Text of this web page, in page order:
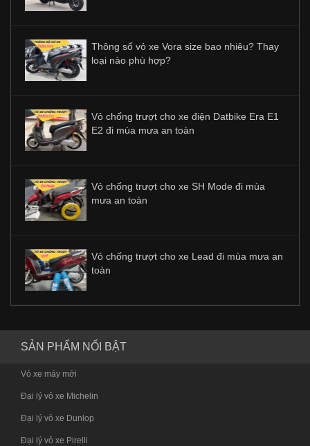
Thông số vỏ xe Vora size bao nhiêu? Thay
loại nào phù hợp?
Vỏ chống trượt cho xe điện Datbike Era E1
E2 đi mùa mưa an toàn
Vỏ chống trượt cho xe SH Mode đi mùa
mưa an toàn
Vỏ chống trượt cho xe Lead đi mùa mưa an
toàn
SẢN PHẨM NỔI BẬT
Vỏ xe máy mới
Đại lý vỏ xe Michelin
Đại lý vỏ xe Dunlop
Đại lý vỏ xe Pirelli